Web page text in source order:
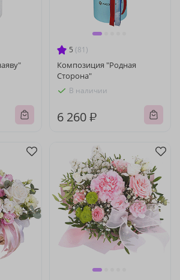
5 (81)
Композиция "Родная
Сторона"
В наличии
6 260 ₽